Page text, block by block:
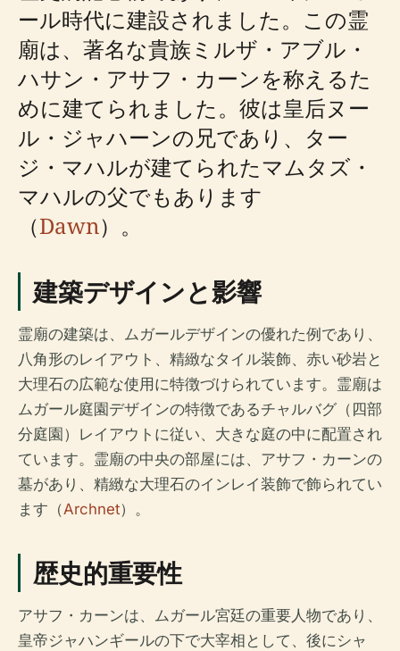
ール時代に建設されました。この霊
廟は、著名な貴族ミルザ・アブル・
ハサン・アサフ・カーンを称えるた
めに建てられました。彼は皇后ヌー
ル・ジャハーンの兄であり、ター
ジ・マハルが建てられたマムタズ・
マハルの父でもあります
（Dawn）。
建築デザインと影響
霊廟の建築は、ムガールデザインの優れた例であり、
八角形のレイアウト、精緻なタイル装飾、赤い砂岩と
大理石の広範な使用に特徴づけられています。霊廟は
ムガール庭園デザインの特徴であるチャルバグ（四部
分庭園）レイアウトに従い、大きな庭の中に配置され
ています。霊廟の中央の部屋には、アサフ・カーンの
墓があり、精緻な大理石のインレイ装飾で飾られてい
ます（Archnet）。
歴史的重要性
アサフ・カーンは、ムガール宮廷の重要人物であり、
皇帝ジャハンギールの下で大宰相として、後にシャ